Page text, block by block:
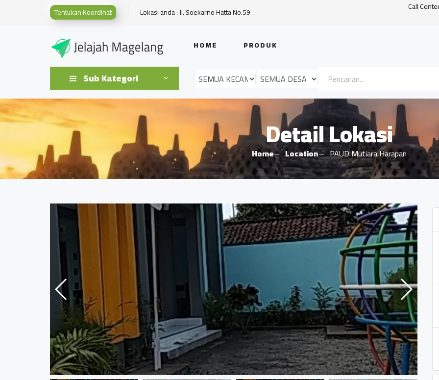
Tentukan Koordinat Lokasi anda : Jl. Soekarno Hatta No.59 Call
HOME PRODUK
Sub Kategori
Detail Lokasi
Home Location PAUD Mutiara Harapan